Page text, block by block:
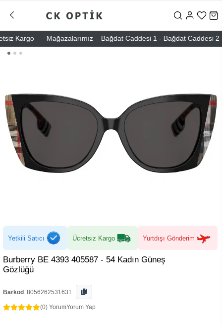
Kargo Mağazalarımız – Bağdat Caddesi 1 - Bağdat Caddesi 2 -
Yetkili Satıcı Ücretsiz Kargo Yurtdışı Gönderim
Burberry BE 4393 405587 - 54 Kadın Güneş
Gözlüğü
Barkod : 8056262531631
(0) YorumYorum Yap